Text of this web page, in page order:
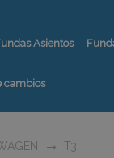
Asientos
cambios
T3